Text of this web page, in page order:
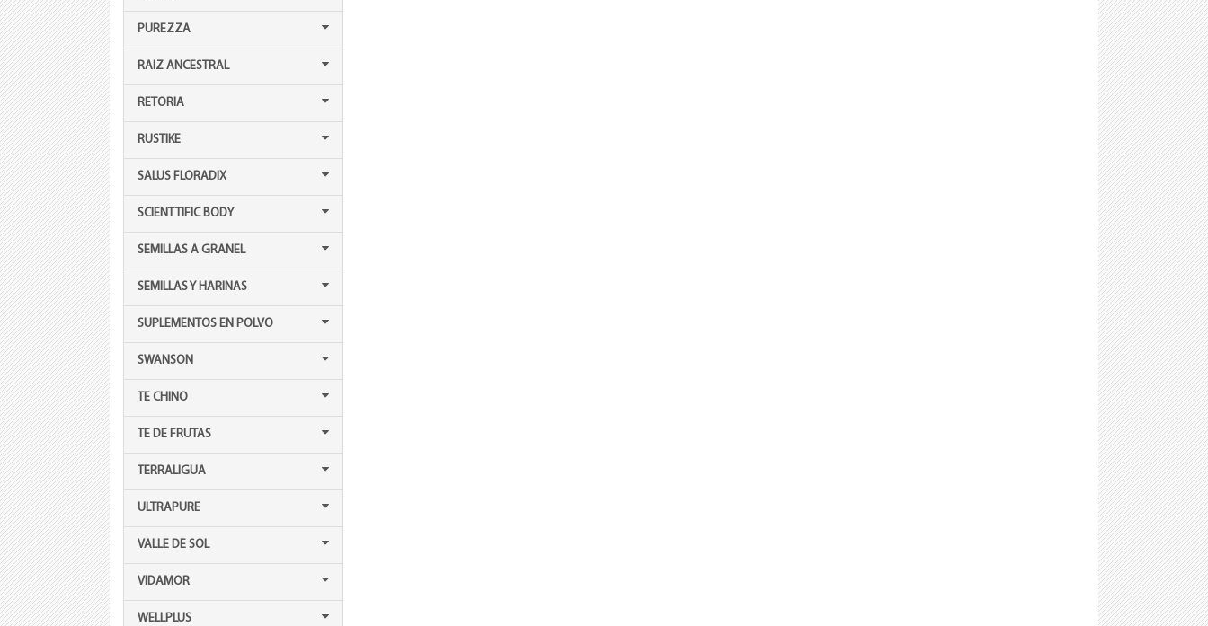
PUREZZA
RAIZ ANCESTRAL
RETORIA
RUSTIKE
SALUS FLORADIX
SCIENTTIFIC BODY
SEMILLAS A GRANEL
SEMILLAS Y HARINAS
SUPLEMENTOS EN POLVO
SWANSON
TE CHINO
TE DE FRUTAS
TERRALIGUA
ULTRAPURE
VALLE DE SOL
VIDAMOR
WELLPLUS